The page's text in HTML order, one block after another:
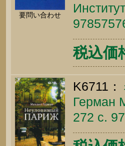
要問い合わせ
税込価
K6711：
Герман
272 c.